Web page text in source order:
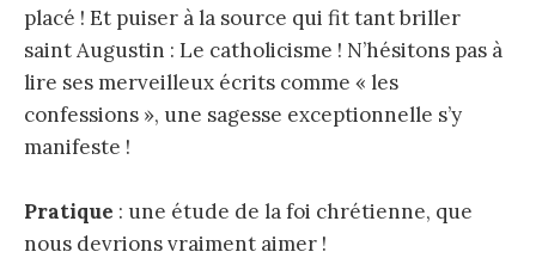
placé ! Et puiser à la source qui fit tant briller
saint Augustin : Le catholicisme ! N’hésitons pas à
lire ses merveilleux écrits comme « les
confessions », une sagesse exceptionnelle s’y
manifeste !
Pratique : une étude de la foi chrétienne, que
nous devrions vraiment aimer !